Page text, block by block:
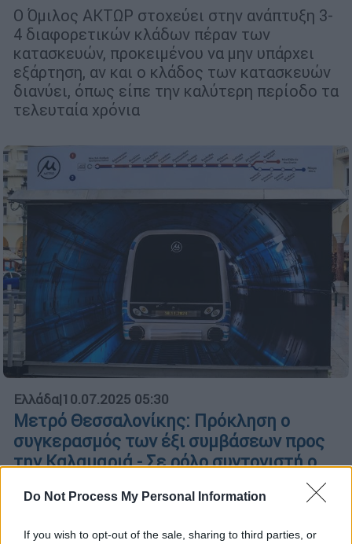
Do Not Process My Personal Information
If you wish to opt-out of the sale, sharing to third parties, or
Ο Όμιλος ΑΚΤΩΡ στοχεύει στην ανάπτυξη 3-
4 διαφορετικών κλάδων πέραν των
κατασκευών, προκειμένου να μην υπάρχει
εξάρτηση, αν και ο κλάδος των κατασκευών
διανύει, όπως είπε την καλύτερη περίοδο τα
τελευταία χρόνια
Ελλάδα|10.07.2025 05:30
Μετρό Θεσσαλονίκης: Πρόκληση ο
συγκερασμός των έξι συμβάσεων προς
την Καλαμαριά - Σε ρόλο συντονιστή ο
κυκλοφορία τον Φεβρουάριο του 2026